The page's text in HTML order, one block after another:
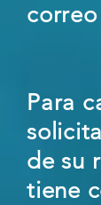
Para
de su
tiene